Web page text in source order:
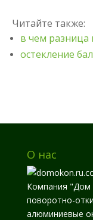
Читайте также:
в чем
остекление
О нас
Компания "Дом
поворотно-
алюминиевые